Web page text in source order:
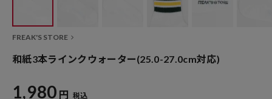
FREAK'S STORE
和紙3本ラインクウォーター(25.0-27.0cm対応)
1,980 円 税込